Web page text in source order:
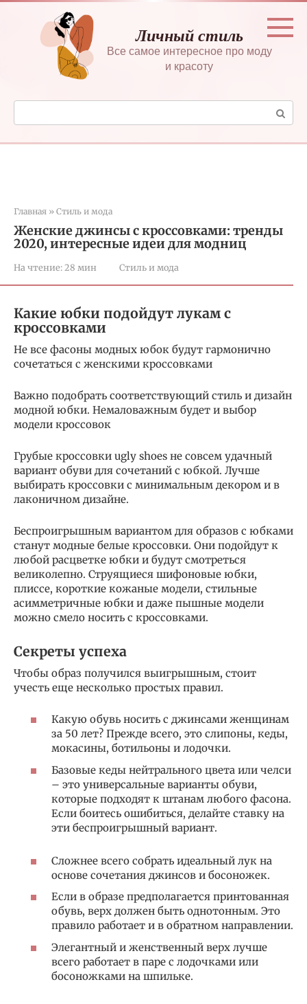
Перейти
контенту
Личный стиль
Все самое интересное про моду
и красоту
Поиск:
Главная » Стиль и мода
Женские джинсы с кроссовками: тренды
2020, интересные идеи для модниц
На чтение: 28 мин Стиль и мода
Какие юбки подойдут лукам с
кроссовками
Не все фасоны модных юбок будут гармонично
сочетаться с женскими кроссовками
Важно подобрать соответствующий стиль и дизайн
модной юбки. Немаловажным будет и выбор
модели кроссовок
Грубые кроссовки ugly shoes не совсем удачный
вариант обуви для сочетаний с юбкой. Лучше
выбирать кроссовки с минимальным декором и в
лаконичном дизайне.
Беспроигрышным вариантом для образов с юбками
станут модные белые кроссовки. Они подойдут к
любой расцветке юбки и будут смотреться
великолепно. Струящиеся шифоновые юбки,
плиссе, короткие кожаные модели, стильные
асимметричные юбки и даже пышные модели
можно смело носить с кроссовками.
Секреты успеха
Чтобы образ получился выигрышным, стоит
учесть еще несколько простых правил.
Какую обувь носить с джинсами женщинам
за 50 лет? Прежде всего, это слипоны, кеды,
мокасины, ботильоны и лодочки.
Базовые кеды нейтрального цвета или челси
– это универсальные варианты обуви,
которые подходят к штанам любого фасона.
Если боитесь ошибиться, делайте ставку на
эти беспроигрышный вариант.
Сложнее всего собрать идеальный лук на
основе сочетания джинсов и босоножек.
Если в образе предполагается принтованная
обувь, верх должен быть однотонным. Это
правило работает и в обратном направлении.
Элегантный и женственный верх лучше
всего работает в паре с лодочками или
босоножками на шпильке.